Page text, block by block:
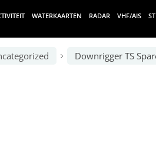
WATERKAARTEN RADAR VHF/AIS
Downrigger TS